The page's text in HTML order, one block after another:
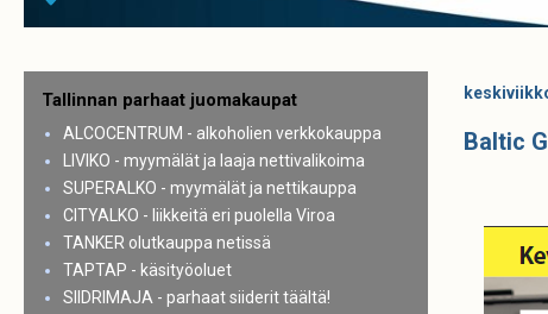
Baltic
Tallinnan parhaat juomakaupat
ALCOCENTRUM - alkoholien verkkokauppa
LIVIKO - myymälät ja laaja nettivalikoima
SUPERALKO - myymälät ja nettikauppa
CITYALKO - liikkeitä eri puolella Viroa
TANKER olutkauppa netissä
TAPTAP - käsityöoluet
SIIDRIMAJA - parhaat siiderit täältä!